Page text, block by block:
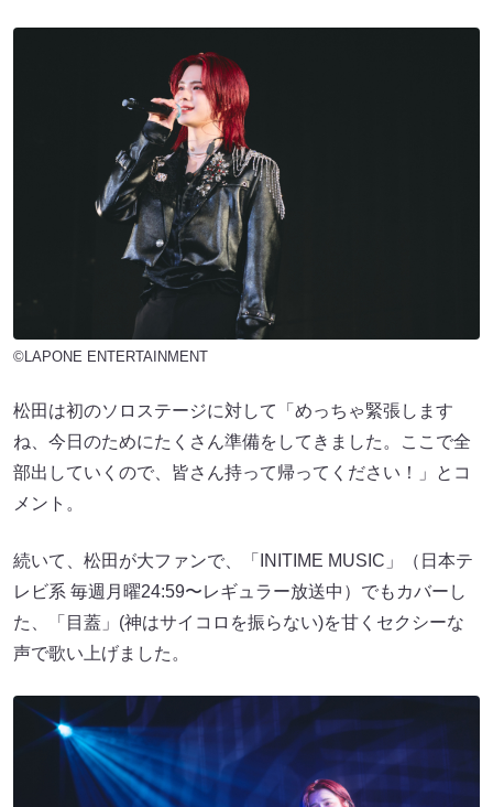
©LAPONE ENTERTAINMENT
松田は初のソロステージに対して「めっちゃ緊張します
ね、今日のためにたくさん準備をしてきました。ここで全
部出していくので、皆さん持って帰ってください！」とコ
メント。
続いて、松田が大ファンで、「INITIME MUSIC」（日本テ
レビ系 毎週月曜24:59〜レギュラー放送中）でもカバーし
た、「目蓋」(神はサイコロを振らない)を甘くセクシーな
声で歌い上げました。